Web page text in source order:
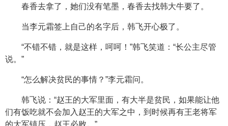
春香去拿了，她们没有笔墨，春香去找韩大牛要了。
当李元霜签上自己的名字后，韩飞开心极了。
“不错不错，就是这样，呵呵！”韩飞笑道：“长公主尽管
说。”
“怎么解决贫民的事情？”李元霜问。
韩飞说：“赵王的大军里面，有大半是贫民，如果能让他
们有饭吃就不会加入赵王的大军之中，到时候再有王老将军
的大军镇压，赵王必败。”